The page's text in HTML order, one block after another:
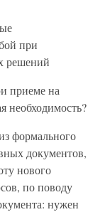
при
решений
приеме на
необходимость?
формального
документов,
нового
по поводу
нужен